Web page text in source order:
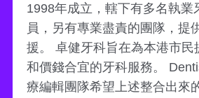
1998年成立，轄下有多名執業
員，另有專業盡責的團隊，提
援。 卓健牙科旨在為本港市民
和價錢合宜的牙科服務。
療編輯團隊希望上述整合出來